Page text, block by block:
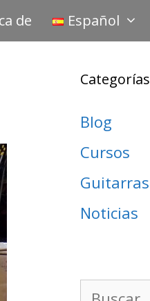
de Español
Categorías
Blog
Cursos
Guitarras
Noticias
Buscar: